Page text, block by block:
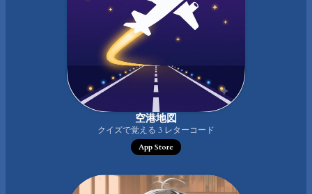
空港地図
クイズで覚える 3 レターコード
App Store